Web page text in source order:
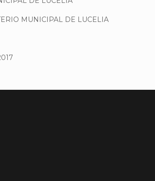
MUNICIPAL DE LUCELIA